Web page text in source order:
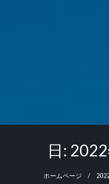
日:
ホームページ